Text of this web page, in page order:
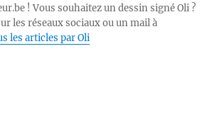
! Vous souhaitez un dessin signé Oli ?
les réseaux sociaux ou un mail à
les articles par Oli